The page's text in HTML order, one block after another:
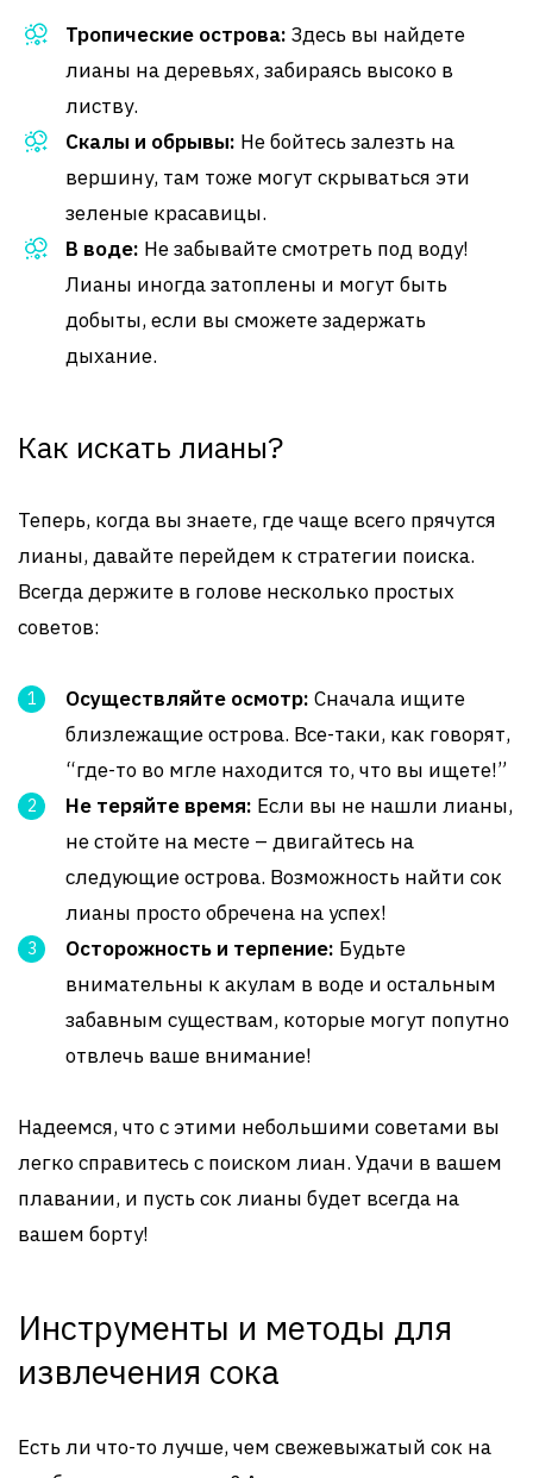
Тропические острова: Здесь вы найдете
лианы на деревьях, забираясь высоко в
листву.
Скалы и обрывы: Не бойтесь залезть на
вершину, там тоже могут скрываться эти
зеленые красавицы.
В воде: Не забывайте смотреть под воду!
Лианы иногда затоплены и могут быть
добыты, если вы сможете задержать
дыхание.
Как искать лианы?
Теперь, когда вы знаете, где чаще всего прячутся
лианы, давайте перейдем к стратегии поиска.
Всегда держите в голове несколько простых
советов:
Осуществляйте осмотр: Сначала ищите
близлежащие острова. Все-таки, как говорят,
“где-то во мгле находится то, что вы ищете!”
Не теряйте время: Если вы не нашли лианы,
не стойте на месте – двигайтесь на
следующие острова. Возможность найти сок
лианы просто обречена на успех!
Осторожность и терпение: Будьте
внимательны к акулам в воде и остальным
забавным существам, которые могут попутно
отвлечь ваше внимание!
Надеемся, что с этими небольшими советами вы
легко справитесь с поиском лиан. Удачи в вашем
плавании, и пусть сок лианы будет всегда на
вашем борту!
Инструменты и методы для
извлечения сока
Есть ли что-то лучше, чем свежевыжатый сок на